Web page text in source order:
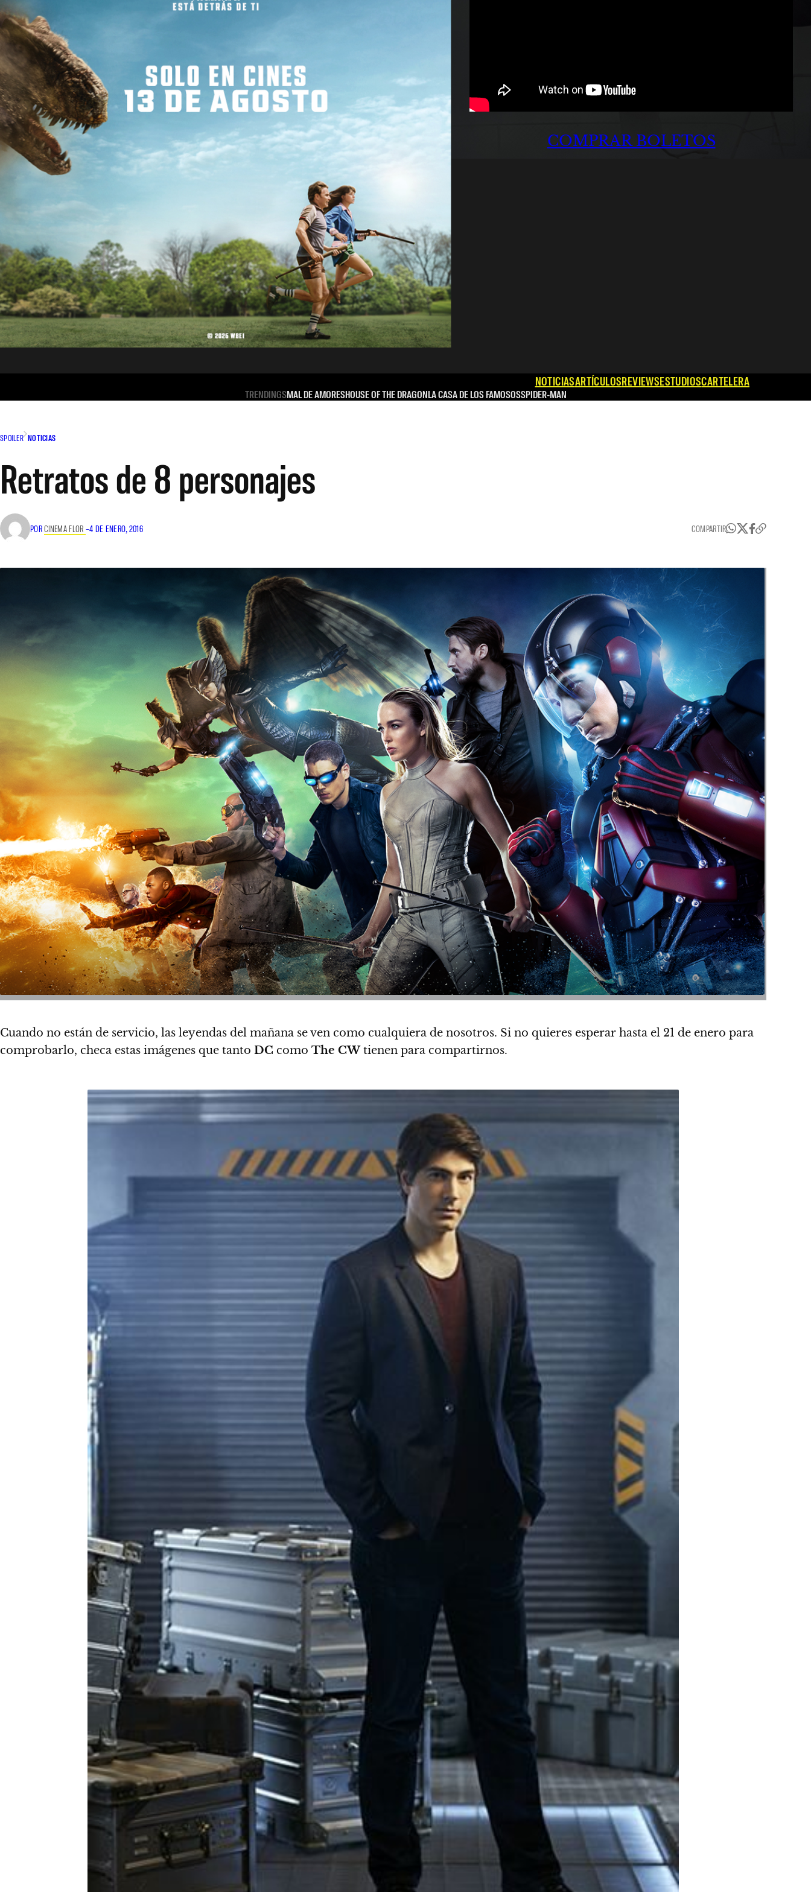
COMPRAR BOLETOS
NOTICIASARTÍCULOSREVIEWSESTUDIOSCARTELERA
TRENDINGSMAL DE AMORESHOUSE OF THE DRAGONLA CASA DE LOS FAMOSOSSPIDER-MAN
SPOILER NOTICIAS
Retratos de 8 personajes
PORCINEMA FLOR –4 DE ENERO, 2016 COMPARTIR
Cuando no están de servicio, las leyendas del mañana se ven como cualquiera de nosotros. Si no quieres esperar hasta el 21 de enero para
comprobarlo, checa estas imágenes que tanto DC como The CWtienen para compartirnos.